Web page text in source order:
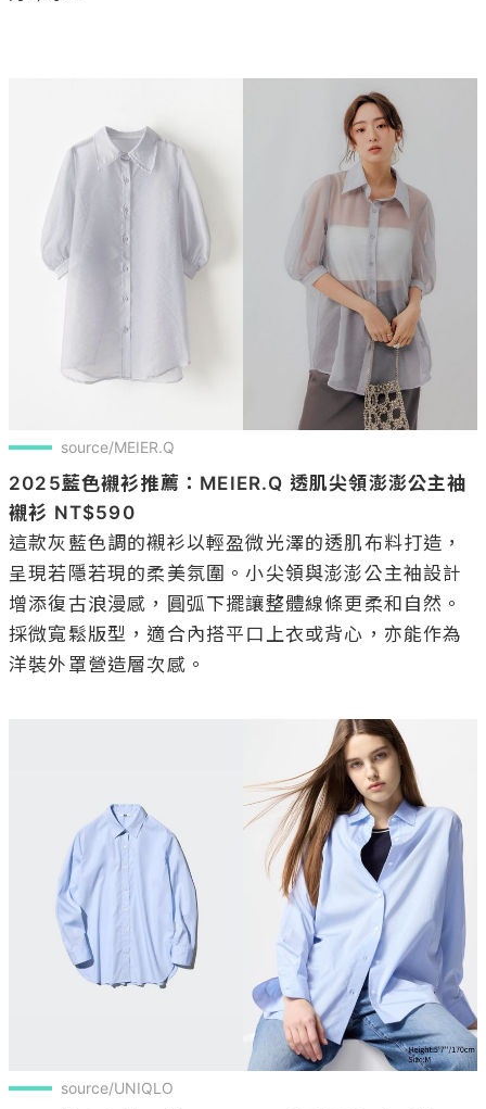
source/MEIER.Q
2025藍色襯衫推薦：MEIER.Q 透肌尖領澎澎公主袖
襯衫 NT$590
這款灰藍色調的襯衫以輕盈微光澤的透肌布料打造，
呈現若隱若現的柔美氛圍。小尖領與澎澎公主袖設計
增添復古浪漫感，圓弧下擺讓整體線條更柔和自然。
採微寬鬆版型，適合內搭平口上衣或背心，亦能作為
洋裝外罩營造層次感。
source/UNIQLO